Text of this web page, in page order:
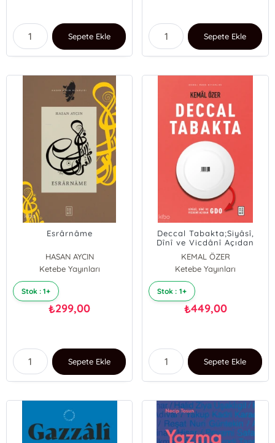
Sepete Ekle Sepete Ekle
Esrârnâme
HASAN AYCIN
Ketebe Yayınları
Stok : 1+
₺299,00
Sepete Ekle
Deccal Tabakta;Siyâsî,
Dînî ve Vicdânî Açıdan
GDO
KEMAL ÖZER
Ketebe Yayınları
Stok : 1+
₺449,00
Sepete Ekle